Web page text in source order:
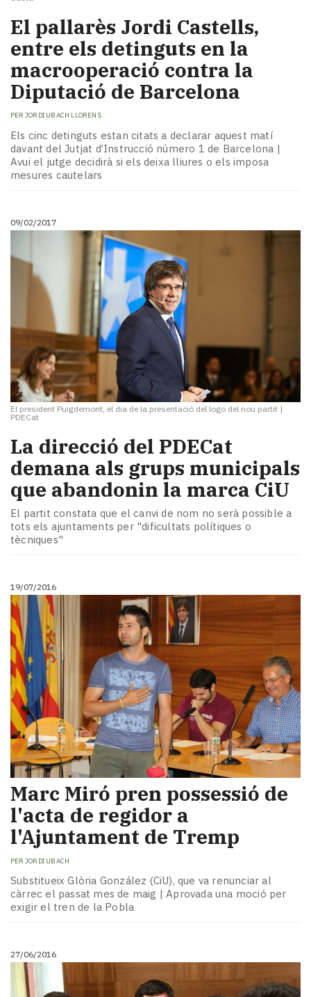
El pallarès Jordi Castells,
entre els detinguts en la
macrooperació contra la
Diputació de Barcelona
PER JORDI UBACH LLORENS
Els cinc detinguts estan citats a declarar aquest matí
davant del Jutjat d’Instrucció número 1 de Barcelona |
Avui el jutge decidirà si els deixa lliures o els imposa
mesures cautelars
09/02/2017
El president Puigdemont, el dia de la presentació del logo del nou partit |
PDECat
​La direcció del PDECat
demana als grups municipals
que abandonin la marca CiU
El partit constata que el canvi de nom no serà possible a
tots els ajuntaments per "dificultats polítiques o
tècniques"
19/07/2016
Marc Miró pren possessió de
l'acta de regidor a
l'Ajuntament de Tremp
PER JORDI UBACH
Substitueix Glòria González (CiU), que va renunciar al
càrrec el passat mes de maig | Aprovada una moció per
exigir el tren de la Pobla
27/06/2016